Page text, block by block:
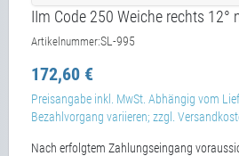
IIm Code 250 Weiche rechts 12°
Artikelnummer:SL-995
172,60 €
Preisangabe inkl. MwSt. Abhängig vom
Bezahlvorgang variieren; zzgl.
Nach erfolgtem Zahlungseingang